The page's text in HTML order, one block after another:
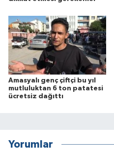
Amasyalı genç çiftçi bu yıl
mutluluktan 6 ton patatesi
ücretsiz dağıttı
Yorumlar